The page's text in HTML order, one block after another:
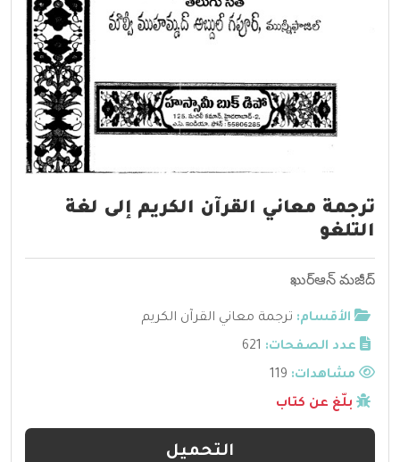
ترجمة معاني القرآن الكريم إلى لغة
التلغو
ఖుర్ఆన్ మజీద్
الأقسام: ترجمة معاني القرآن الكريم
عدد الصفحات: 621
مشاهدات:
بلّغ عن كتاب
التحميل